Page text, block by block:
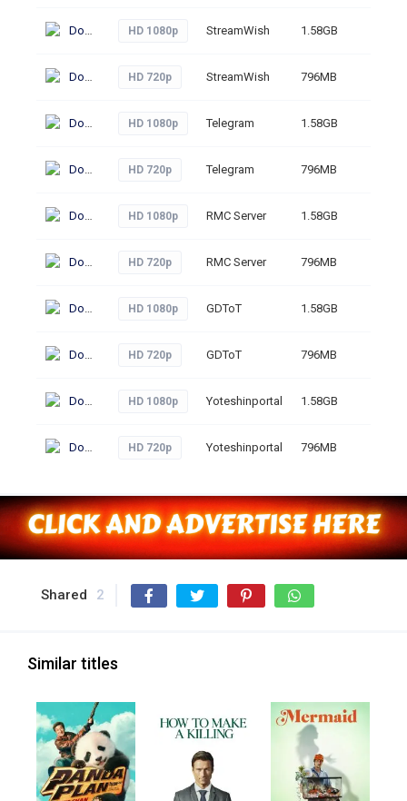
Download HD 1080p StreamWish 1.58GB
Download HD 720p StreamWish 796MB
Download HD 1080p Telegram 1.58GB
Download HD 720p Telegram 796MB
Download HD 1080p RMC Server 1.58GB
Download HD 720p RMC Server 796MB
Download HD 1080p GDToT 1.58GB
Download HD 720p GDToT 796MB
Download HD 1080p Yoteshinportal 1.58GB
Download HD 720p Yoteshinportal 796MB
Shared 2
Similar titles